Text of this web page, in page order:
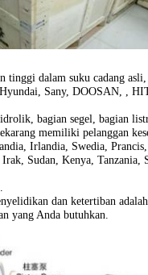
dalam suku cadang
Hyundai, Sany, DOOSAN, ,
bagian segel, bagian
memiliki pelanggan
Irlandia, Swedia,
Sudan, Kenya, Tanzania,
dan ketertiban
yang Anda butuhkan.